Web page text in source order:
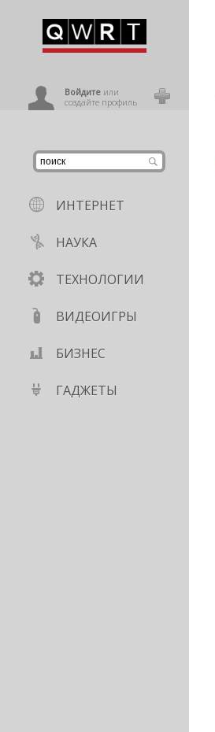
Войдитеили
создайте профиль
ИНТЕРНЕТ
НАУКА
ТЕХНОЛОГИИ
ВИДЕОИГРЫ
БИЗНЕС
ГАДЖЕТЫ